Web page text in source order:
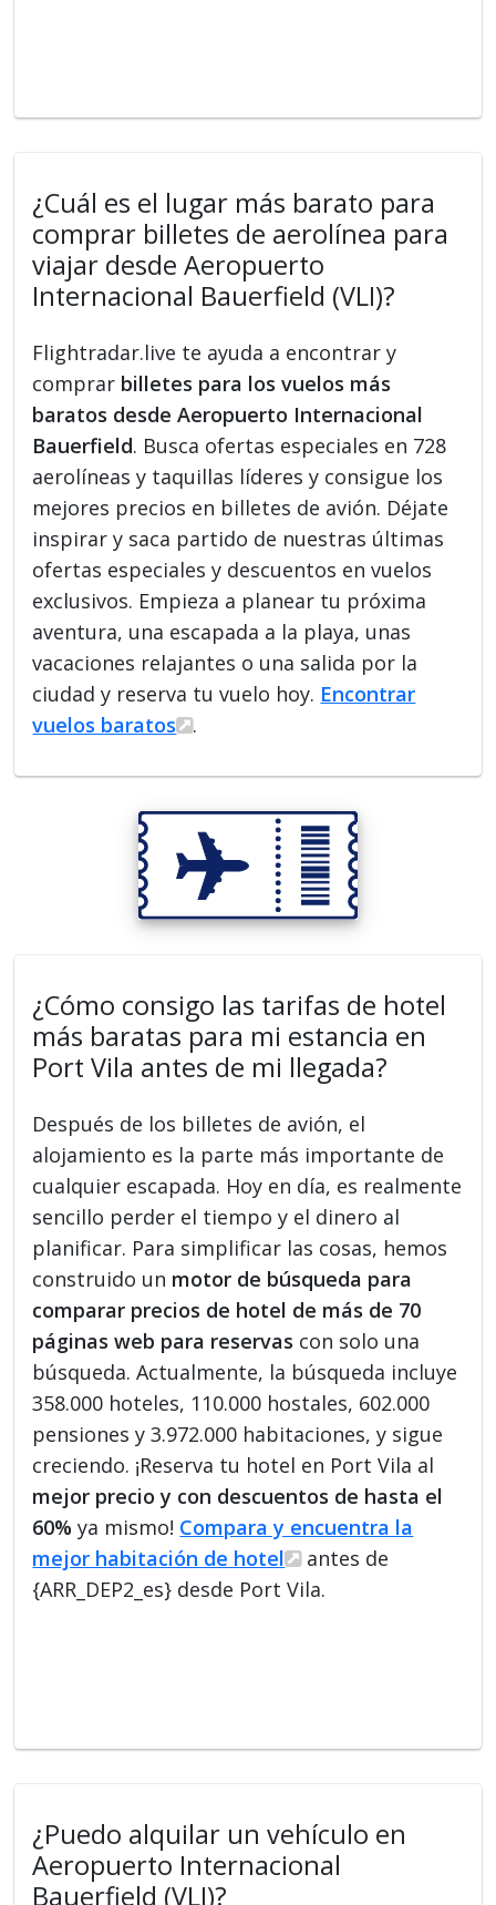
¿Cuál es el lugar más barato para
comprar billetes de aerolínea para
viajar desde Aeropuerto
Internacional Bauerfield (VLI)?
Flightradar.live te ayuda a encontrar y
comprar billetes para los vuelos más
baratos desde Aeropuerto Internacional
Bauerfield. Busca ofertas especiales en 728
aerolíneas y taquillas líderes y consigue los
mejores precios en billetes de avión. Déjate
inspirar y saca partido de nuestras últimas
ofertas especiales y descuentos en vuelos
exclusivos. Empieza a planear tu próxima
aventura, una escapada a la playa, unas
vacaciones relajantes o una salida por la
ciudad y reserva tu vuelo hoy. Encontrar
vuelos baratos
.
¿Cómo consigo las tarifas de hotel
más baratas para mi estancia en
Port Vila antes de mi llegada?
Después de los billetes de avión, el
alojamiento es la parte más importante de
cualquier escapada. Hoy en día, es realmente
sencillo perder el tiempo y el dinero al
planificar. Para simplificar las cosas, hemos
construido un motor de búsqueda para
comparar precios de hotel de más de 70
páginas web para reservas con solo una
búsqueda. Actualmente, la búsqueda incluye
358.000 hoteles, 110.000 hostales, 602.000
pensiones y 3.972.000 habitaciones, y sigue
creciendo. ¡Reserva tu hotel en Port Vila al
mejor precio y con descuentos de hasta el
60% ya mismo! Compara y encuentra la
mejor habitación de hotel
antes de
{ARR_DEP2_es} desde Port Vila.
¿Puedo alquilar un vehículo en
Aeropuerto Internacional
Bauerfield (VLI)?